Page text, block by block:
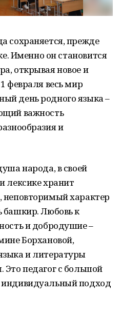
сохраняется, прежде
Именно он становится
открывая новое и
февраля весь мир
день родного языка –
важность
и
народа, в своей
лексике хранит
характер
башкир. Любовь к
и добродушие –
Борхановой,
и литературы
педагог с большой
подход